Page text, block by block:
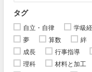
タグ
自立・自律 学級
夢
算数 絆
成長
行事指導
理科
材料と加工